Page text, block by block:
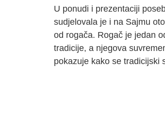
U ponudi i prezentaciji
sudjelovala je i na Sajmu
od rogača. Rogač je jedan
tradicije, a njegova
pokazuje kako se tradicijski